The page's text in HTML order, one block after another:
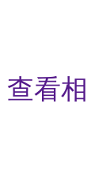
查看相